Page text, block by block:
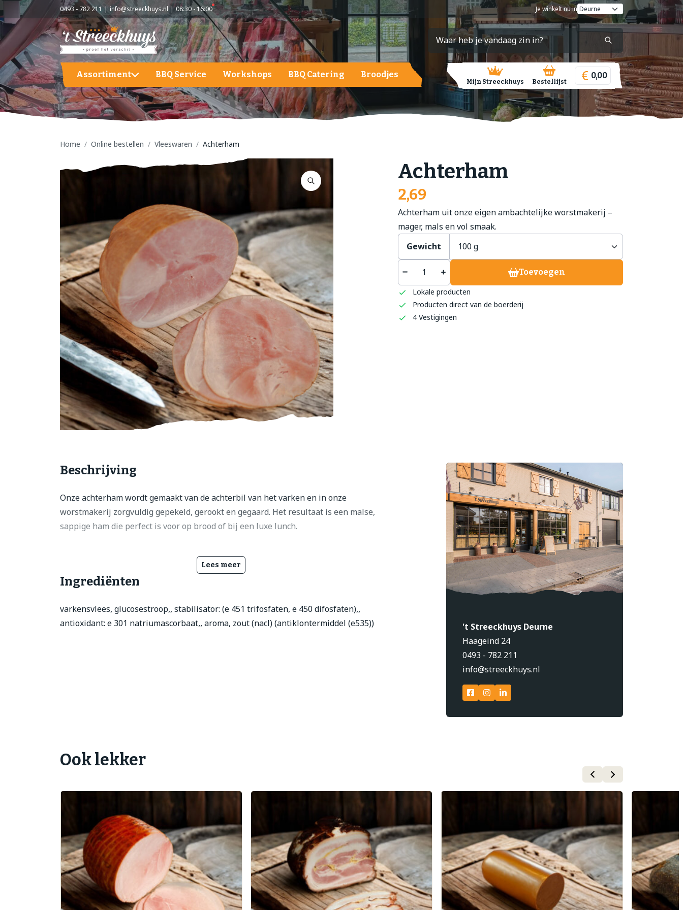
0493 - 782 211 info@streeckhuys.nl 08:30 - 16:00 Je winkelt nu in
Assortiment
Aardappelen, groente en fruit
Hapjes / Tapas
Kaas
Vleeswaren
Gourmet
Zuivel
Brood
Aardappelen, groente en fruit
Groenten
't Streeckhuys Deurne
0493 - 782 211
info@streeckhuys.nl
BBQ Service Workshops BBQ Catering Broodjes
Mijn Streeckhuys Bestellijst
0,00
Home Online bestellen Vleeswaren Achterham
Achterham
2,69
Achterham uit onze eigen ambachtelijke worstmakerij –
mager, mals en vol smaak.
Gewicht
Toevoegen
Lokale producten
Producten direct van de boerderij
4 Vestigingen
Beschrijving
Onze achterham wordt gemaakt van de achterbil van het varken en in onze
worstmakerij zorgvuldig gepekeld, gerookt en gegaard. Het resultaat is een malse,
sappige ham die perfect is voor op brood of bij een luxe lunch.
Lees meer
Ingrediënten
varkensvlees, glucosestroop,, stabilisator: (e 451 trifosfaten, e 450 difosfaten),,
antioxidant: e 301 natriumascorbaat,, aroma, zout (nacl) (antiklontermiddel (e535))
't Streeckhuys Deurne
Haageind 24
0493 - 782 211
info@streeckhuys.nl
Ook lekker